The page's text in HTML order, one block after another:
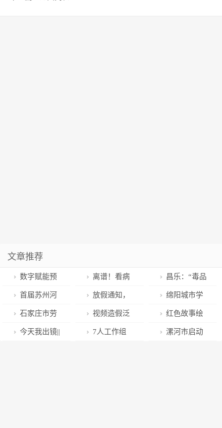
文章推荐
数字赋能预
防接种更“智
慧”
离谱！看病
遇到的病友和
专家都是假的
昌乐：“毒品
案”庭审进校园
零距离普法助
成长
首届苏州河
现代城市服务
论坛在普陀举
放假通知，
不调休！
绵阳城市学
院48个团队
300余人获得
石家庄市劳
动监察局投诉
视频造假泛
滥成灾，平台
红色故事绘
——文学经典
今天我出镜|| 7人工作组 漯河市启动